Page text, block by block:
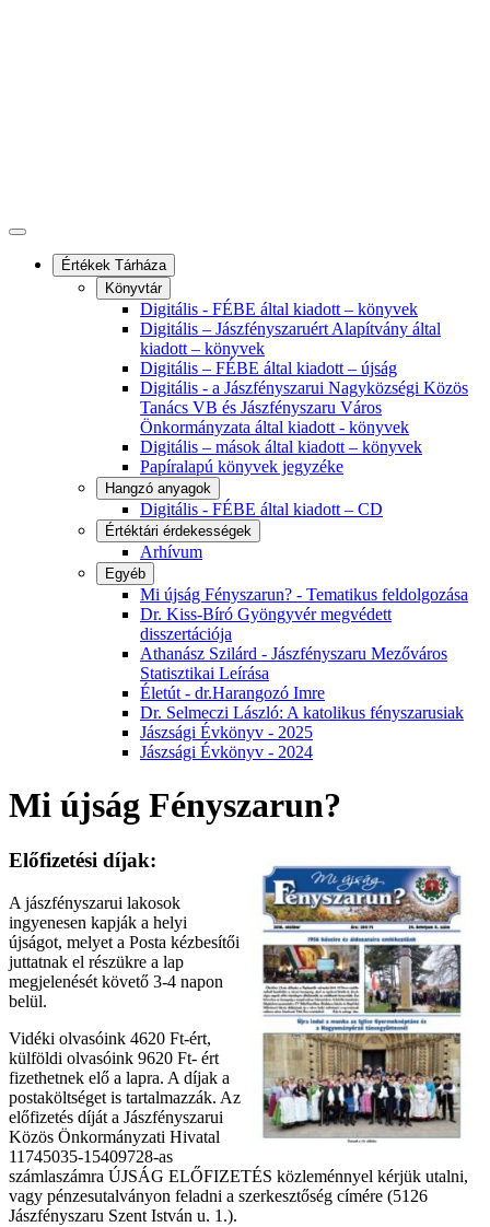
Értékek Tárháza
Könyvtár
Digitális - FÉBE által kiadott – könyvek
Digitális – Jászfényszaruért Alapítvány által
kiadott – könyvek
Digitális – FÉBE által kiadott – újság
Digitális - a Jászfényszarui Nagyközségi Közös
Tanács VB és Jászfényszaru Város
Önkormányzata által kiadott - könyvek
Digitális – mások által kiadott – könyvek
Papíralapú könyvek jegyzéke
Hangzó anyagok
Digitális - FÉBE által kiadott – CD
Értéktári érdekességek
Arhívum
Egyéb
Mi újság Fényszarun? - Tematikus feldolgozása
Dr. Kiss-Bíró Gyöngyvér megvédett
disszertációja
Athanász Szilárd - Jászfényszaru Mezőváros
Statisztikai Leírása
Életút - dr.Harangozó Imre
Dr. Selmeczi László: A katolikus fényszarusiak
Jászsági Évkönyv - 2025
Jászsági Évkönyv - 2024
Mi újság Fényszarun?
Előfizetési díjak:
A jászfényszarui lakosok
ingyenesen kapják a helyi
újságot, melyet a Posta kézbesítői
juttatnak el részükre a lap
megjelenését követő 3-4 napon
belül.
Vidéki olvasóink 4620 Ft-ért,
külföldi olvasóink 9620 Ft- ért
fizethetnek elő a lapra. A díjak a
postaköltséget is tartalmazzák. Az
előfizetés díját a Jászfényszarui
Közös Önkormányzati Hivatal
11745035-15409728-as
számlaszámra ÚJSÁG ELŐFIZETÉS közleménnyel kérjük utalni,
vagy pénzesutalványon feladni a szerkesztőség címére (5126
Jászfényszaru Szent István u. 1.).